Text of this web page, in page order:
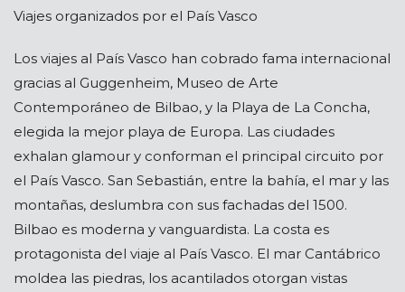
Viajes organizados por el País Vasco
Los viajes al País Vasco han cobrado fama internacional
gracias al Guggenheim, Museo de Arte
Contemporáneo de Bilbao, y la Playa de La Concha,
elegida la mejor playa de Europa. Las ciudades
exhalan glamour y conforman el principal circuito por
el País Vasco. San Sebastián, entre la bahía, el mar y las
montañas, deslumbra con sus fachadas del 1500.
Bilbao es moderna y vanguardista. La costa es
protagonista del viaje al País Vasco. El mar Cantábrico
moldea las piedras, los acantilados otorgan vistas